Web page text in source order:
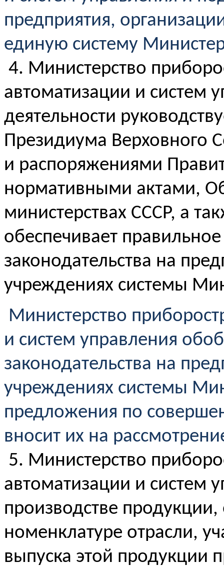
предприятия,
единую систему
4. Министерство
автоматизации и систем
деятельности
Президиума Верховного
и распоряжениями
нормативными актами,
министерствах СССР, а
обеспечивает
законодательства на
учреждениях системы
Министерство
и систем управления
законодательства на
учреждениях системы
предложения по
вносит их на
5. Министерство
автоматизации и систем
производстве
номенклатуре отрасли,
выпуска этой продукции